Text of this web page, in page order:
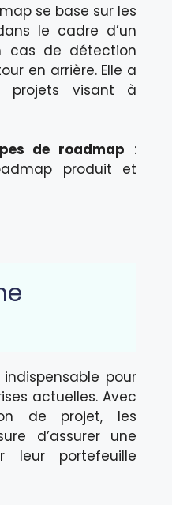
se base sur les
le cadre d’un
cas de détection
en arrière. Elle a
projets visant à
de roadmap :
produit et
pour
actuelles. Avec
de projet, les
d’assurer une
leur portefeuille